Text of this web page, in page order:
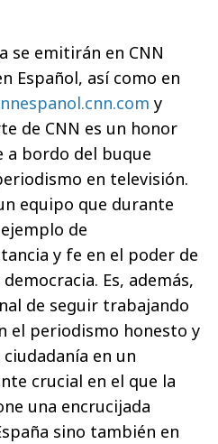
se emitirán en CNN
Español, así como en
y
de CNN es un honor
a bordo del buque
en televisión.
equipo que durante
de
y fe en el poder de
Es, además,
de seguir trabajando
el periodismo honesto y
en un
crucial en el que la
una encrucijada
sino también en